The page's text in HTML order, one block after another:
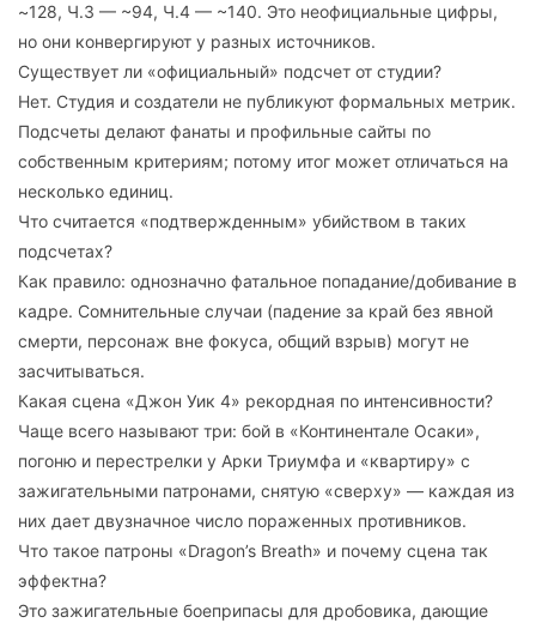
~128, Ч.3 — ~94, Ч.4 — ~140. Это неофициальные цифры,
но они конвергируют у разных источников.
Существует ли «официальный» подсчет от студии?
Нет. Студия и создатели не публикуют формальных метрик.
Подсчеты делают фанаты и профильные сайты по
собственным критериям; потому итог может отличаться на
несколько единиц.
Что считается «подтвержденным» убийством в таких
подсчетах?
Как правило: однозначно фатальное попадание/добивание в
кадре. Сомнительные случаи (падение за край без явной
смерти, персонаж вне фокуса, общий взрыв) могут не
засчитываться.
Какая сцена «Джон Уик 4» рекордная по интенсивности?
Чаще всего называют три: бой в «Континентале Осаки»,
погоню и перестрелки у Арки Триумфа и «квартиру» с
зажигательными патронами, снятую «сверху» — каждая из
них дает двузначное число пораженных противников.
Что такое патроны «Dragon’s Breath» и почему сцена так
эффектна?
Это зажигательные боеприпасы для дробовика, дающие